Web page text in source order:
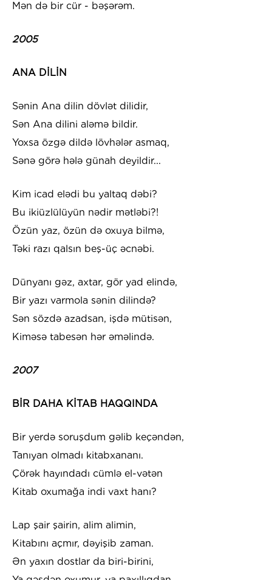
Mən də bir cür - bəşərəm.
2005
ANA DİLİN
Sənin Ana dilin dövlət dilidir,
Sən Ana dilini aləmə bildir.
Yoxsa özgə dildə lövhələr asmaq,
Sənə görə hələ günah deyildir...
Kim icad elədi bu yaltaq dəbi?
Bu ikiüzlülüyün nədir mətləbi?!
Özün yaz, özün də oxuya bilmə,
Təki razı qalsın beş-üç əcnəbi.
Dünyanı gəz, axtar, gör yad elində,
Bir yazı varmola sənin dilində?
Sən sözdə azadsan, işdə mütisən,
Kiməsə tabesən hər əməlində.
2007
BİR DAHA KİTAB HAQQINDA
Bir yerdə soruşdum gəlib keçəndən,
Tanıyan olmadı kitabxananı.
Çörək hayındadı cümlə el-vətən
Kitab oxumağa indi vaxt hanı?
Lap şair şairin, alim alimin,
Kitabını açmır, dəyişib zaman.
Ən yaxın dostlar da biri-birini,